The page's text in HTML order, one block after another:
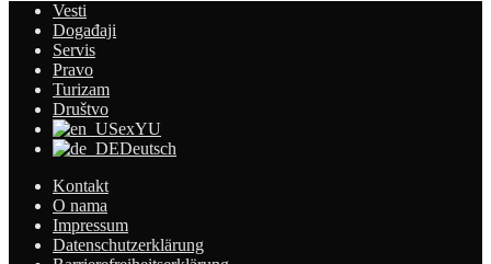
Vesti
Događaji
Servis
Pravo
Turizam
Društvo
exYU
Deutsch
Kontakt
O nama
Impressum
Datenschutzerklärung